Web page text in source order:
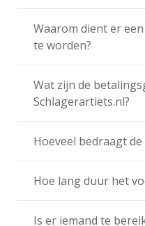
Waarom dient er
te worden?
Wat zijn de
Schlagerartiets.nl?
Hoeveel bedraagt de
Hoe lang duur het
Is er iemand te